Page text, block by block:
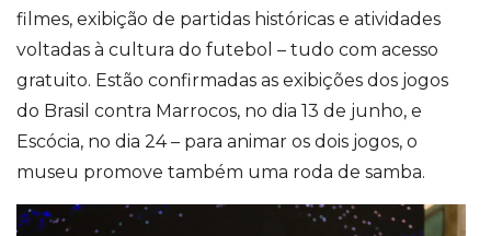
filmes, exibição de partidas históricas e atividades
voltadas à cultura do futebol – tudo com acesso
gratuito. Estão confirmadas as exibições dos jogos
do Brasil contra Marrocos, no dia 13 de junho, e
Escócia, no dia 24– para animar os dois jogos, o
museu promove também uma roda de samba.